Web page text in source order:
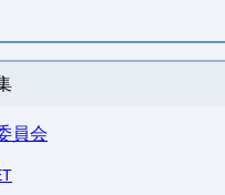
員会